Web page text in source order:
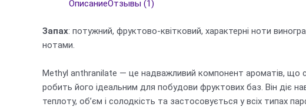
ОписаниеОтзывы (1)
Запах: потужний, фруктово-квітковий, характерні ноти
нотами.
Methyl anthranilate — це надважливий компонент ароматів, що
робить його ідеальним для побудови фруктових баз. Він діє
теплоту, об’єм і солодкість та застосовується у всіх типах